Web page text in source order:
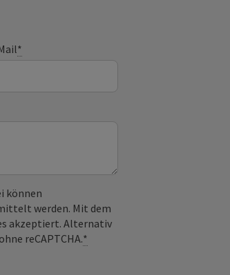
*
können
werden. Mit dem
akzeptiert. Alternativ
reCAPTCHA.*